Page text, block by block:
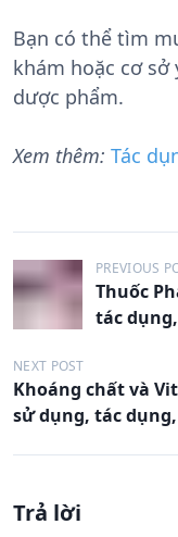
Bạn có thể tìm
khám hoặc cơ
dược phẩm.
Xem thêm: Tác
Đ
i
ề
u
h
n
PREVIOUS
Thuốc
tác
NEXT POST
Khoáng chất và
sử dụng, tác
Trả lời